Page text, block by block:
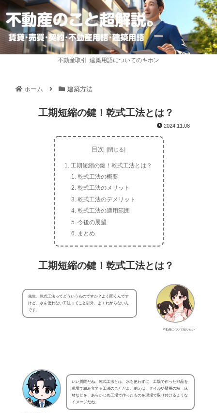
不動産取引･建築用語についてのキホン
ホーム 建築方法
工期短縮の鍵！乾式工法とは？
2024.11.08
目次
工期短縮の鍵！乾式工法とは？
乾式工法の概要
乾式工法のメリット
乾式工法のデメリット
乾式工法の適用範囲
今後の展望
まとめ
工期短縮の鍵！乾式工法とは？
不動産について知りたい
先生、乾式工法ってどういうものですか？よく聞くんです
けど、水を使わない工法ってこと以外、よくわからないん
です。
いい質問だね。乾式工法とは、水を使わずに、工場で作った部品を
現場で組み立てる工法のことだよ。例えば、タイルや壁用の板、床
材などを、あらかじめ工場で作ったものを現場で取り付けるような
イメージだね。